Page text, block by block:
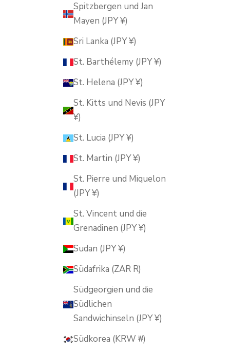
Spitzbergen und Jan
Mayen (JPY ¥)
Sri Lanka (JPY ¥)
St. Barthélemy (JPY ¥)
St. Helena (JPY ¥)
St. Kitts und Nevis (JPY
¥)
St. Lucia (JPY ¥)
St. Martin (JPY ¥)
St. Pierre und Miquelon
(JPY ¥)
St. Vincent und die
Grenadinen (JPY ¥)
Sudan (JPY ¥)
Südafrika (ZAR R)
Südgeorgien und die
Südlichen
Sandwichinseln (JPY ¥)
Südkorea (KRW ₩)